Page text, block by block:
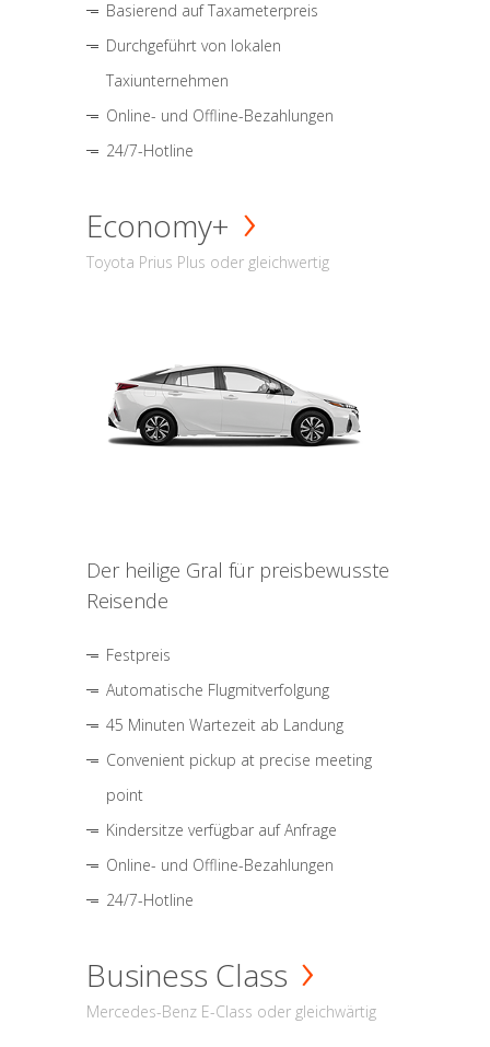
Basierend auf Taxameterpreis
Durchgeführt von lokalen
Taxiunternehmen
Online- und Offline-Bezahlungen
24/7-Hotline
Economy+
Toyota Prius Plus oder gleichwertig
Der heilige Gral für preisbewusste
Reisende
Festpreis
Automatische Flugmitverfolgung
45 Minuten Wartezeit ab Landung
Convenient pickup at precise meeting
point
Kindersitze verfügbar auf Anfrage
Online- und Offline-Bezahlungen
24/7-Hotline
Business Class
Mercedes-Benz E-Class oder gleichwärtig